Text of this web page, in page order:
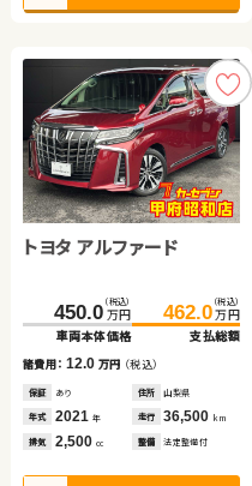
トヨタ アルファード
450.0 （税込）
万円
車両本体価格
462.0 （税込）
万円
支払総額
諸費用：12.0 万円 （税込）
保証 あり 住所 山梨県
年式 2021 年 走行 36,500 km
排気 2,500 cc 整備 法定整備付
トヨタ アルファード ハイ
435.9 （税込）
万円
車両本体価格
448.8 （税込）
万円
支払総額
諸費用：12.9 万円 （税込）
保証 あり 住所 北海道
年式 2022 年 走行 54,000 km
排気 2,500 cc 整備 法定整備付
ダイハツ ムーヴ
44.8万円
車両本体価格
諸費用：8.5 万円 （税込）
保証 あり 住所 神奈川県